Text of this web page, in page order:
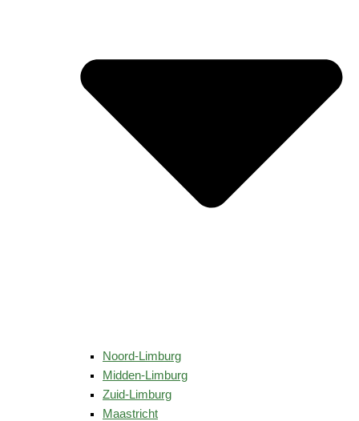
Noord-Limburg
Midden-Limburg
Zuid-Limburg
Maastricht